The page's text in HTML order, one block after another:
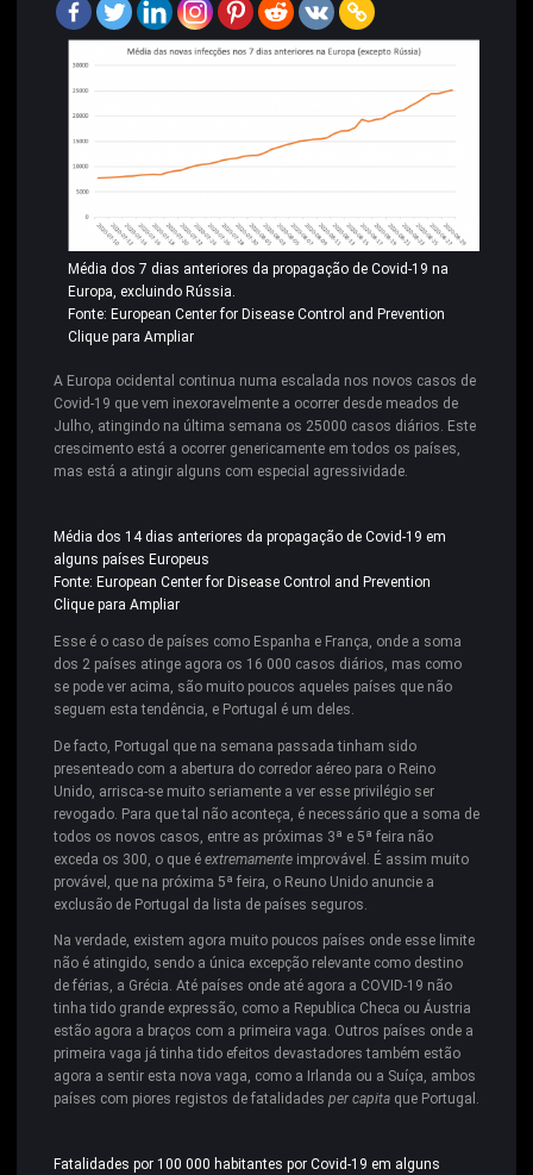
Média dos 7 dias anteriores da propagação de Covid-19 na
Europa, excluindo Rússia.
Fonte: European Center for Disease Control and Prevention
Clique para Ampliar
A Europa ocidental continua numa escalada nos novos casos de
Covid-19 que vem inexoravelmente a ocorrer desde meados de
Julho, atingindo na última semana os 25000 casos diários. Este
crescimento está a ocorrer genericamente em todos os países,
mas está a atingir alguns com especial agressividade.
Média dos 14 dias anteriores da propagação de Covid-19 em
alguns países Europeus
Fonte: European Center for Disease Control and Prevention
Clique para Ampliar
Esse é o caso de países como Espanha e França, onde a soma
dos 2 países atinge agora os 16 000 casos diários, mas como
se pode ver acima, são muito poucos aqueles países que não
seguem esta tendência, e Portugal é um deles.
De facto, Portugal que na semana passada tinham sido
presenteado com a abertura do corredor aéreo para o Reino
Unido, arrisca-se muito seriamente a ver esse privilégio ser
revogado. Para que tal não aconteça, é necessário que a soma de
todos os novos casos, entre as próximas 3ª e 5ª feira não
exceda os 300, o que é extremamente improvável. É assim muito
provável, que na próxima 5ª feira, o Reuno Unido anuncie a
exclusão de Portugal da lista de países seguros.
Na verdade, existem agora muito poucos países onde esse limite
não é atingido, sendo a única excepção relevante como destino
de férias, a Grécia. Até países onde até agora a COVID-19 não
tinha tido grande expressão, como a Republica Checa ou Áustria
estão agora a braços com a primeira vaga. Outros países onde a
primeira vaga já tinha tido efeitos devastadores também estão
agora a sentir esta nova vaga, como a Irlanda ou a Suíça, ambos
países com piores registos de fatalidades per capita que Portugal.
Fatalidades por 100 000 habitantes por Covid-19 em alguns